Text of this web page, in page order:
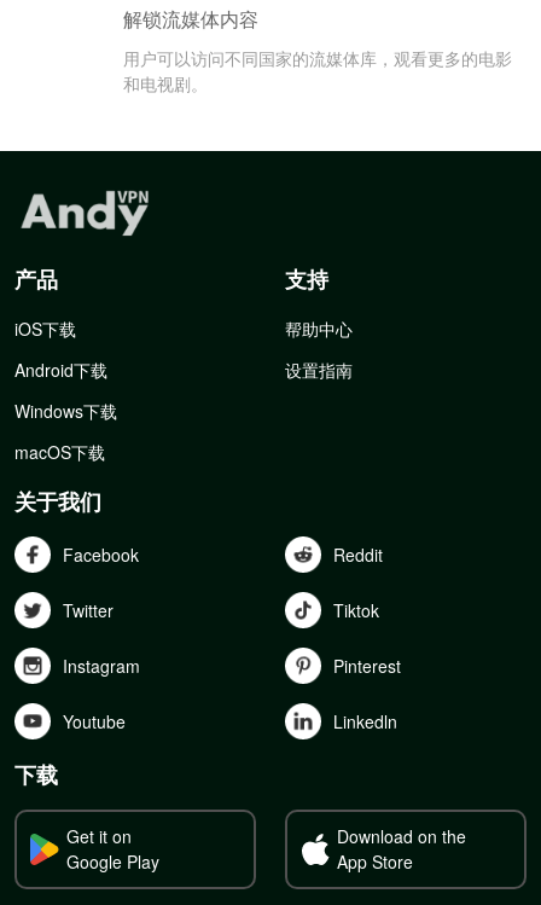
解锁流媒体内容
用户可以访问不同国家的流媒体库，观看更多的电影
和电视剧。
产品
iOS下载
Android下载
Windows下载
macOS下载
支持
帮助中心
设置指南
关于我们
Facebook Reddit
Twitter Tiktok
Instagram Pinterest
Youtube Linkedln
下载
Get it on
Google Play
Download on the
App Store